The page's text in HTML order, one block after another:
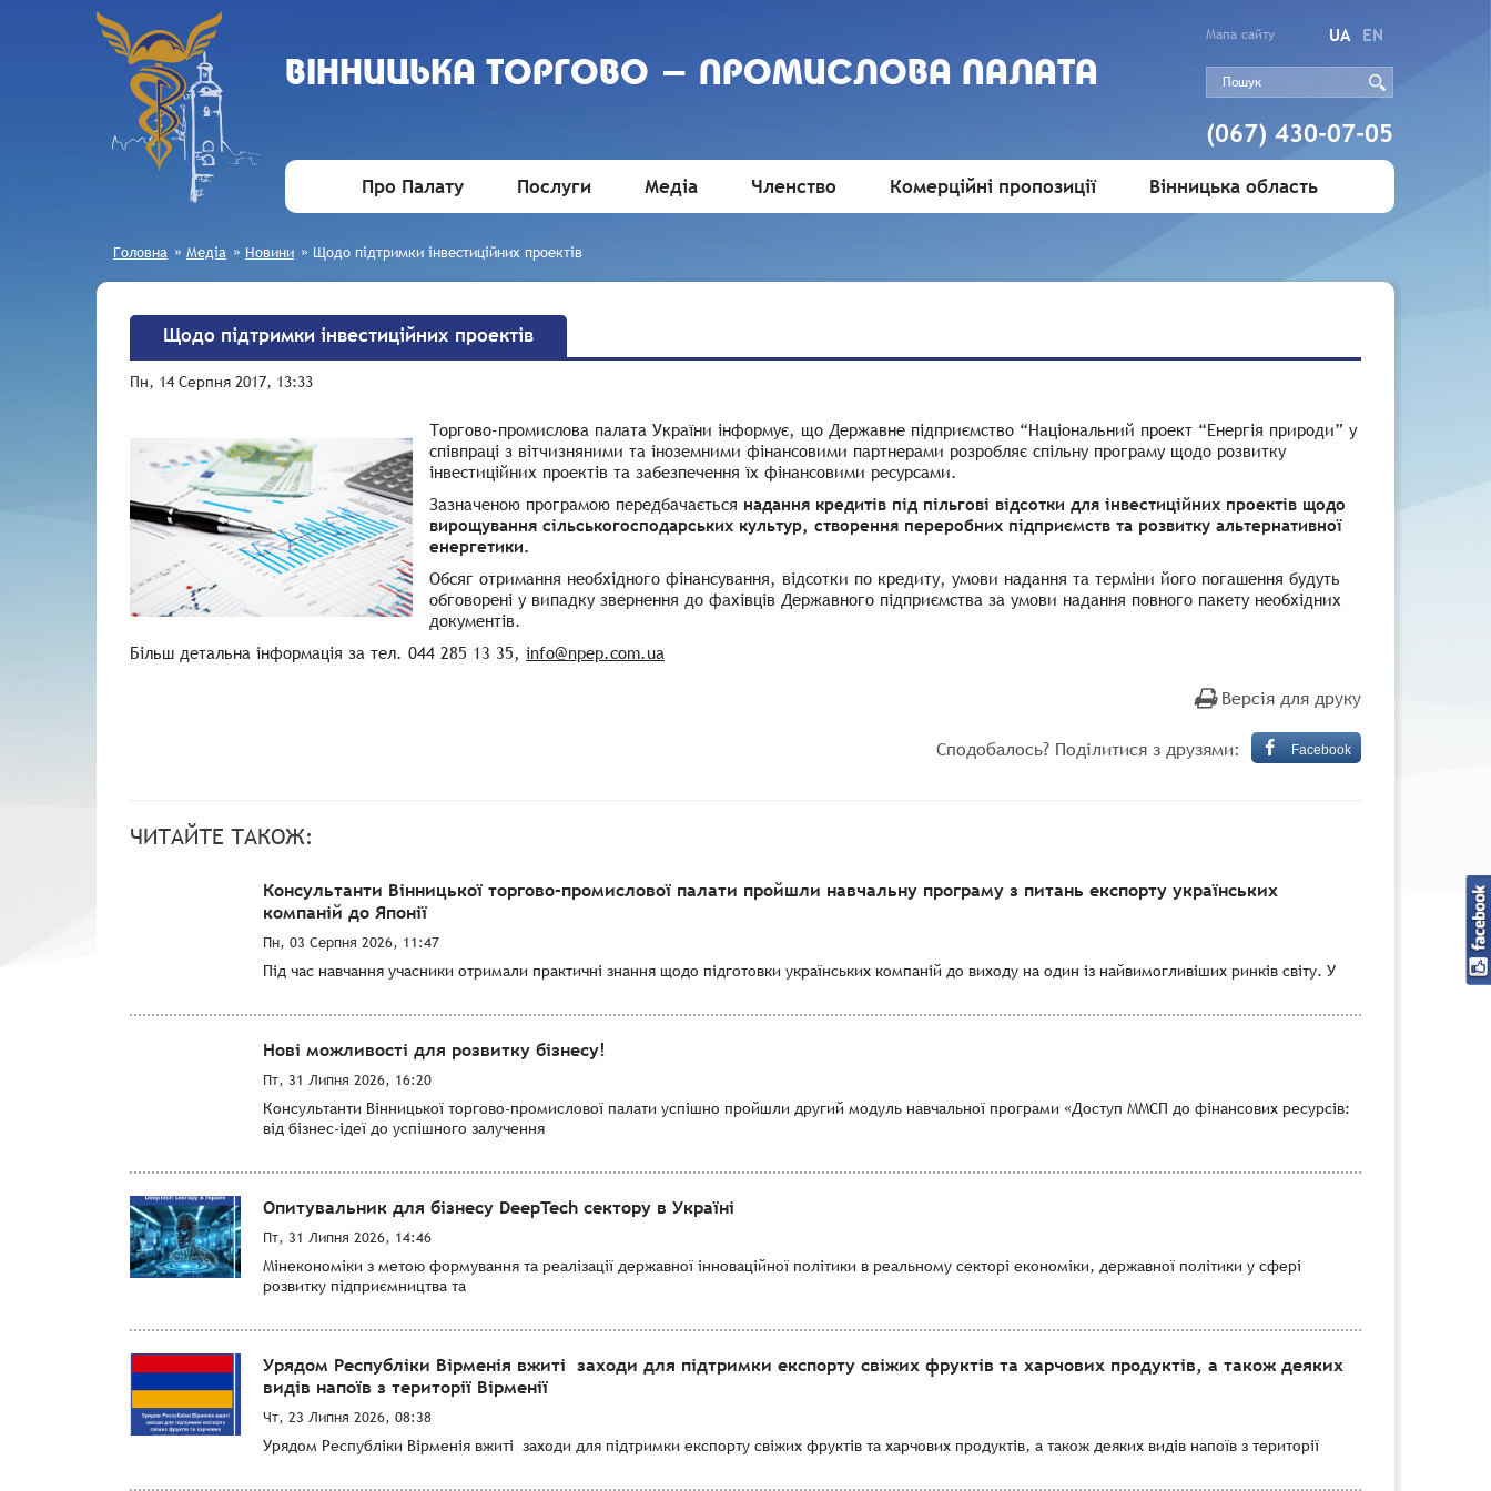
ВIННИЦЬКА ТОРГОВО - ПРОМИСЛОВА ПАЛАТА
Мапа сайту UA EN
(067) 430-07-05
Про Палату Послуги Медіа Членство Комерційні пропозиції Вінницька область
Головна » Медіа » Новини » Щодо підтримки інвестиційних проектів
Щодо підтримки інвестиційних проектів
Пн, 14 Серпня 2017, 13:33
Торгово-промислова палата України інформує, що Державне підприємство “Національний проект “Енергія природи” у
співпраці з вітчизняними та іноземними фінансовими партнерами розробляє спільну програму щодо розвитку
інвестиційних проектів та забезпечення їх фінансовими ресурсами.
Зазначеною програмою передбачається надання кредитів під пільгові відсотки для інвестиційних проектів щодо
вирощування сільськогосподарських культур, створення переробних підприємств та розвитку альтернативної
енергетики.
Обсяг отримання необхідного фінансування, відсотки по кредиту, умови надання та терміни його погашення будуть
обговорені у випадку звернення до фахівців Державного підприємства за умови надання повного пакету необхідних
документів.
Більш детальна інформація за тел. 044 285 13 35, info@npep.com.ua
Версія для друку
Сподобалось? Поділитися з друзями: Facebook
ЧИТАЙТЕ ТАКОЖ:
Консультанти Вінницької торгово-промислової палати пройшли навчальну програму з питань експорту українських
компаній до Японії
Пн, 03 Серпня 2026, 11:47
Під час навчання учасники отримали практичні знання щодо підготовки українських компаній до виходу на один із найвимогливіших ринків світу. У
Нові можливості для розвитку бізнесу!
Пт, 31 Липня 2026, 16:20
Консультанти Вінницької торгово-промислової палати успішно пройшли другий модуль навчальної програми «Доступ ММСП до фінансових ресурсів:
від бізнес-ідеї до успішного залучення
Опитувальник для бізнесу DeepTech сектору в Україні
Пт, 31 Липня 2026, 14:46
Мінекономіки з метою формування та реалізації державної інноваційної політики в реальному секторі економіки, державної політики у сфері
розвитку підприємництва та
Урядом Республіки Вірменія вжиті заходи для підтримки експорту свіжих фруктів та харчових продуктів, а також деяких
видів напоїв з території Вірменії
Чт, 23 Липня 2026, 08:38
Урядом Республіки Вірменія вжиті заходи для підтримки експорту свіжих фруктів та харчових продуктів, а також деяких видів напоїв з території